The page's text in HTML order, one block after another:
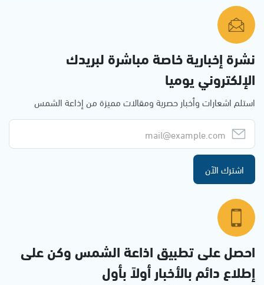
نشرة إخبارية خاصة مباشرة لبريدك
الإلكتروني يوميا
استلم اشعارات وأخبار حصرية ومقالات مميزة من إذاعة الشمس
اشترك الآن
احصل على تطبيق اذاعة الشمس وكن على
إطلاع دائم بالأخبار أولاً بأول